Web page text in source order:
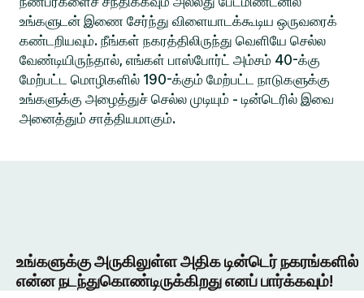
உங்களுடன் இணை சேர்ந்து விளையாடக்கூடிய ஒருவரைக்
கண்டறியவும். நீங்கள் நகரத்திலிருந்து வெளியே செல்ல
வேண்டியிருந்தால், எங்கள் பாஸ்போர்ட் அம்சம் 40-க்கு
மேற்பட்ட மொழிகளில் 190-க்கும் மேற்பட்ட நாடுகளுக்கு
உங்களுக்கு அழைத்துச் செல்ல முடியும் - டின்டெரில் இவை
அனைத்தும் சாத்தியமாகும்.
உங்களுக்கு அருகிலுள்ள அதிக டின்டெர் நகரங்களில்
என்ன நடந்துகொண்டிருக்கிறது எனப் பார்க்கவும்!